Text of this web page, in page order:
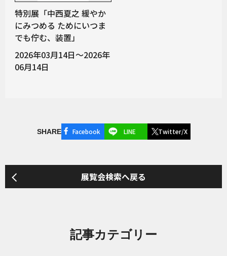
特別展「中西夏之 緩やか
にみつめる ためにいつま
でも佇む、装置」
2026年03月14日～2026年
06月14日
SHARE Facebook LINE Twitter/X
展覧会検索へ戻る
記事カテゴリー